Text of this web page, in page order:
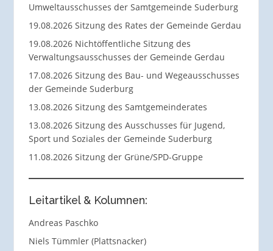
Umweltausschusses der Samtgemeinde Suderburg
19.08.2026 Sitzung des Rates der Gemeinde Gerdau
19.08.2026 Nichtöffentliche Sitzung des
Verwaltungsausschusses der Gemeinde Gerdau
17.08.2026 Sitzung des Bau- und Wegeausschusses
der Gemeinde Suderburg
13.08.2026 Sitzung des Samtgemeinderates
13.08.2026 Sitzung des Ausschusses für Jugend,
Sport und Soziales der Gemeinde Suderburg
11.08.2026 Sitzung der Grüne/SPD-Gruppe
Leitartikel & Kolumnen:
Andreas Paschko
Niels Tümmler (Plattsnacker)